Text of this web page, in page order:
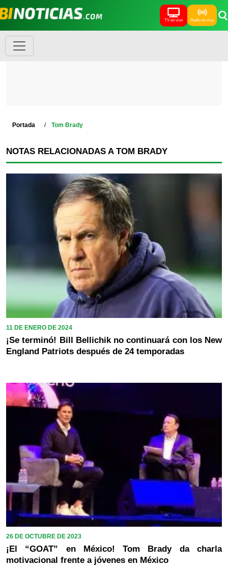
TV en vivo Radio en vivo
Portada Tom Brady
NOTAS RELACIONADAS A TOM BRADY
11 DE ENERO DE 2024
¡Se terminó! Bill Bellichik no continuará con los New
England Patriots después de 24 temporadas
26 DE OCTUBRE DE 2023
¡El “GOAT” en México! Tom Brady da charla
motivacional frente a jóvenes en México